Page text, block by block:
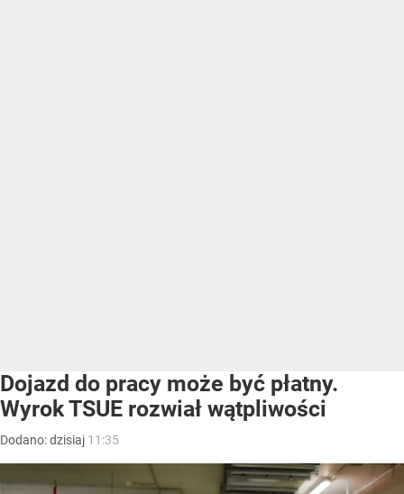
Dojazd do pracy może być płatny.
Wyrok TSUE rozwiał wątpliwości
Dodano:dzisiaj 11:35